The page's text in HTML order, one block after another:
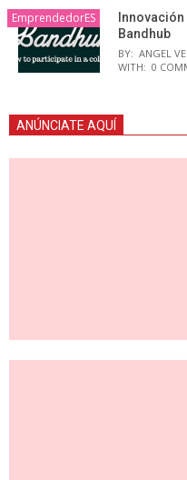
EmprendedorES
Bandhub
BY: ANGEL
WITH: 0
ANÚNCIATE AQUÍ